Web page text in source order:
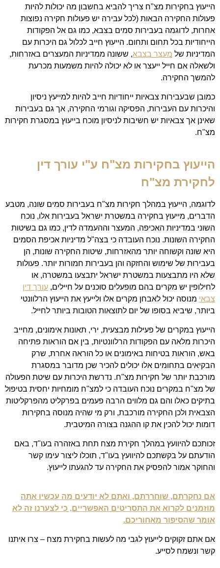
הייעוץ בחקירות מצ"ח צריך להביא בחשבון מה יכולות להיות
פעולות החקירה הבאות (לכל עבירה יש פעולות חקירה נפוצות
אחרות, לדוגמה בעבירות סמים בצבא, כמו גם אל הפקודות
הייחודיות בכל תחום ותחום. הייעוץ חייב לכלול גם היכרות עם
המדיניות של מעצר בצבא, ששונה ממדיניות המעצרים באזרחות,
ולשאלה אם חייל ייעצר או לא יכולה להיות משמעות מכרעת
להמשך החקירה.
כמובן שבעבירות צבאיות ייחודיות חייב להיות למייעץ ניסיון
והיכרות עם העבירות, הפסיקה וגורמי החקירה, אך גם בעבירות
שאינן אך צבאיות יש חשיבות לניסיון מוכח בייעוץ במסגרת חקירות
מצ"ח.
הייעוץ בחקירות מצ"ח ע"י עורך דין
לחקירת מצ"ח
לדוגמה, הייעוץ במהלך חקירות מצ"ח בעבירות סמים שונה, מטבע
הדברים, מייעוץ בחקירה במשטרת ישראל בעבירות אלו, נוכח
השוני במדיניות האכיפה, המעצר וההעמדה לדין, כמו גם בשיטות
החקירה השונות. נוכח העובדה כי בצה"ל מדיניות אכיפת הסמים
היא שונה וקשוחה יותר מהאזרחות, שיטות החקירה שונות, הן
בעבירות של שימוש והחזקה והן בעבירות חמורות יותר. פעולות
שלא היו מתבצעות במשטרת ישראל יתבצעו במשטרה, או
לחילופין יש מקרים בהם מופעלים סוכנים על חיילים, עורך דין
צבאי מנוסה יכול לאבחן מקרים אלו ולייעץ את הייעוץ הרלוונטי
ביותר, שיביא בסופו של יום לתוצאות הטובות ביותר לחייל.
הייעוץ במקרים של פעילות מבצעית, ירי, תאונות אימונים, מחייב
היכרות מלאה עם הפקודות הרלוונטיות, בין אם הוראות פתיחה
באש, הוראות בטיחות באימונים או כל הוראה אחרת, שרק
הבקיאים בתחומים אלו יכולים להכיר שכן מדובר במסגרת
מורכבת יותר של חקירות מצ"ח. נדרשת היכרות עם שיטת הפעולה
של מצ"ח במקרים נוכח העובדה כי למצ"ח מומחיות יחסית בטיפול
בתיקים כאלו והם גם מלווים הרבה פעמים בפרקליט מהפרקליטות
הצבאית ולכן החקירה מורכבת, ורק מי שהיה מנוסה בחקירות
דומות יכול להכין את קו ההגנה בצורה המיטבית.
זכותכם להיוועץ במהלך חקירת מצח תחת באזהרה בעו"ד, באם
הודעתם על בקשתכם להיוועץ בעו"ד, תוכלו ליצור עימו קשר
והחוקר אמור להפסיק את החקירה עד להגעתו לייעוץ.
אם נחקרתם, שוחררתם, ואתם לא יודעים מה עכשיו אתה
מוזמנים לקרוא את התסריטים האפשריים, כי לצערנו זה לא
אומר שהסיפור מאחוריכם.
אם אתם זקוקים לייעוץ לגבי מה לעשות בחקירת מצח – צרו איתנו
קשר ונשמח לסייע.